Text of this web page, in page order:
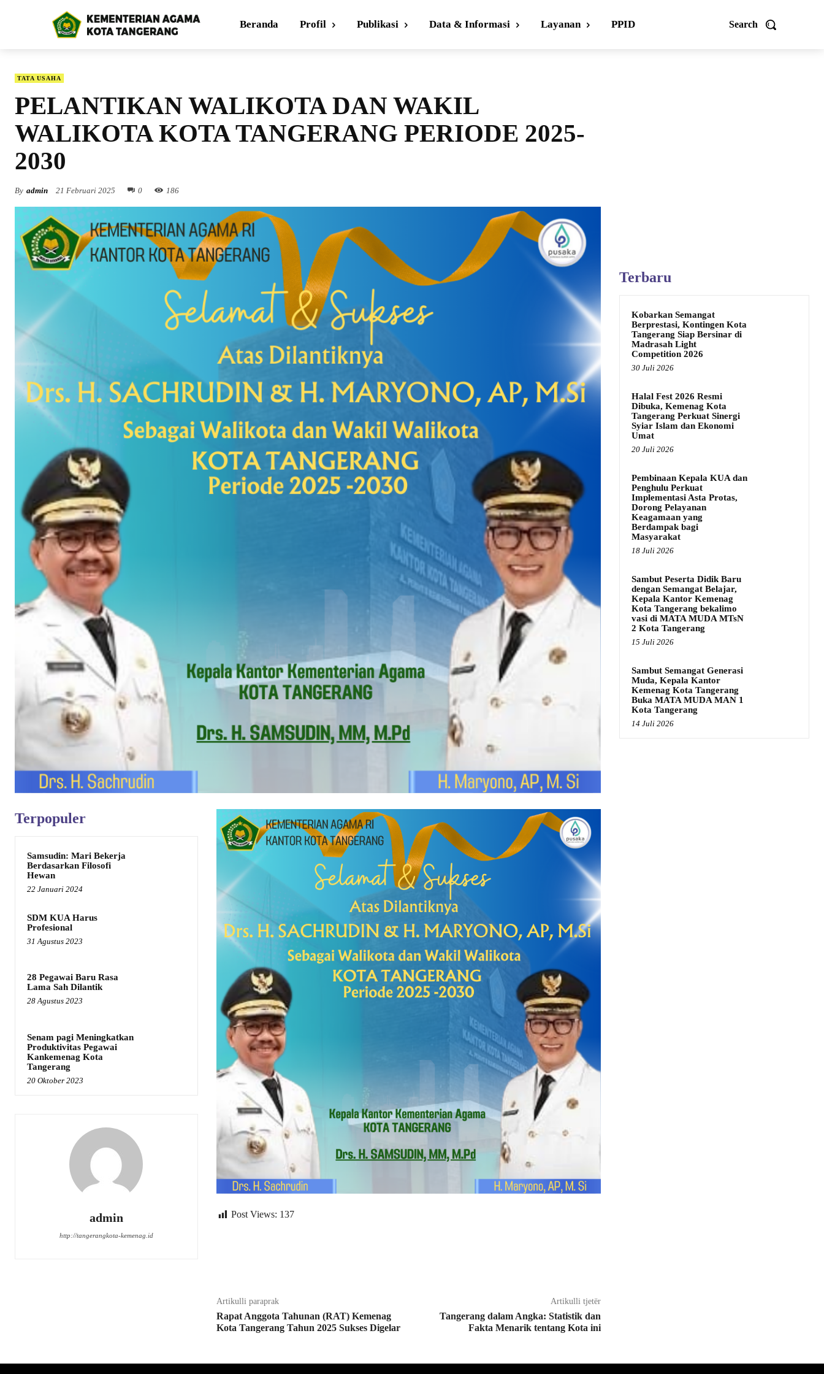
Search
Beranda Profil Publikasi Data & Informasi Layanan PPID
TATA USAHA
PELANTIKAN WALIKOTA DAN WAKIL
WALIKOTA KOTA TANGERANG PERIODE 2025-
2030
By admin 21 Februari 2025 0 186
Terpopuler
Samsudin: Mari Bekerja
Berdasarkan Filosofi
Hewan
22 Januari 2024
SDM KUA Harus
Profesional
31 Agustus 2023
28 Pegawai Baru Rasa
Lama Sah Dilantik
28 Agustus 2023
Senam pagi Meningkatkan
Produktivitas Pegawai
Kankemenag Kota
Tangerang
20 Oktober 2023
admin
http://tangerangkota-kemenag.id
Post Views: 137
Artikulli paraprak
Rapat Anggota Tahunan (RAT) Kemenag
Kota Tangerang Tahun 2025 Sukses Digelar
Artikulli tjetër
Tangerang dalam Angka: Statistik dan
Fakta Menarik tentang Kota ini
Terbaru
Kobarkan Semangat
Berprestasi, Kontingen Kota
Tangerang Siap Bersinar di
Madrasah Light
Competition 2026
30 Juli 2026
Halal Fest 2026 Resmi
Dibuka, Kemenag Kota
Tangerang Perkuat Sinergi
Syiar Islam dan Ekonomi
Umat
20 Juli 2026
Pembinaan Kepala KUA dan
Penghulu Perkuat
Implementasi Asta Protas,
Dorong Pelayanan
Keagamaan yang
Berdampak bagi
Masyarakat
18 Juli 2026
Sambut Peserta Didik Baru
dengan Semangat Belajar,
Kepala Kantor Kemenag
Kota Tangerang bekalimo
vasi di MATA MUDA MTsN
2 Kota Tangerang
15 Juli 2026
Sambut Semangat Generasi
Muda, Kepala Kantor
Kemenag Kota Tangerang
Buka MATA MUDA MAN 1
Kota Tangerang
14 Juli 2026